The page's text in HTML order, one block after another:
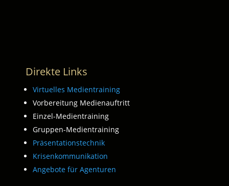
Direkte Links
Virtuelles Medientraining
Vorbereitung Medienauftritt
Einzel-Medientraining
Gruppen-Medientraining
Präsentationstechnik
Krisenkommunikation
Angebote für Agenturen